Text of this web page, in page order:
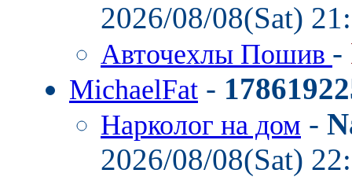
2026/08/08(Sat)
Авточехлы Пошив -
MichaelFat -
Нарколог на дом -
2026/08/08(Sat)